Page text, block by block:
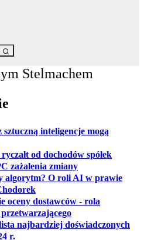
Stelmachem
inteligencje mogą
się w nowej karcie
od dochodów spółekotwiera
zażalenia zmianyotwiera się w
algorytm? O roli AI w prawie
otwiera się w nowej karcie
oceny dostawców - rola
otwiera się w
najbardziej doświadczonych
r.